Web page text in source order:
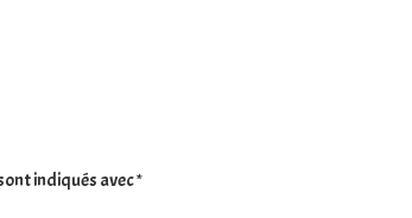
indiqués avec*